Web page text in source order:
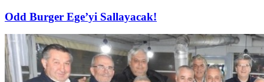
Odd Burger Ege’yi Sallayacak!